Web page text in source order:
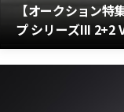
【オークション
プ シリーズIII 2+2